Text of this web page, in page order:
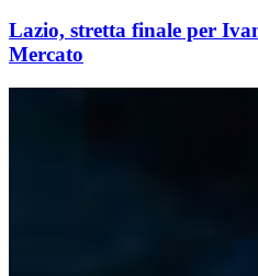
Lazio, stretta finale per
Mercato